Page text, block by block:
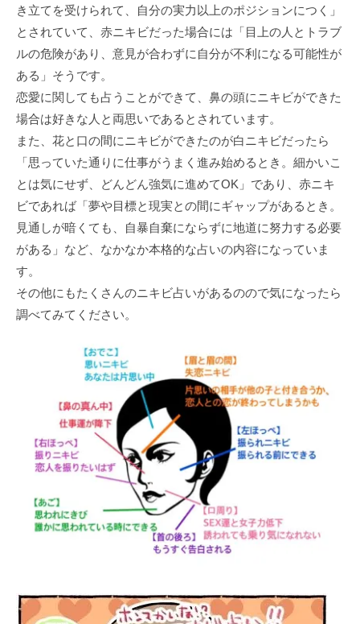
き立てを受けられて、自分の実力以上のポジションにつく」
とされていて、赤ニキビだった場合には「目上の人とトラブ
ルの危険があり、意見が合わずに自分が不利になる可能性が
ある」そうです。
恋愛に関しても占うことができて、鼻の頭にニキビができた
場合は好きな人と両思いであるとされています。
また、花と口の間にニキビができたのが白ニキビだったら
「思っていた通りに仕事がうまく進み始めるとき。細かいこ
とは気にせず、どんどん強気に進めてOK」であり、赤ニキ
ビであれば「夢や目標と現実との間にギャップがあるとき。
見通しが暗くても、自暴自棄にならずに地道に努力する必要
がある」など、なかなか本格的な占いの内容になっていま
す。
その他にもたくさんのニキビ占いがあるのので気になったら
調べてみてください。